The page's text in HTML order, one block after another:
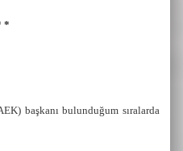
*
başkanı bulunduğum sıralarda